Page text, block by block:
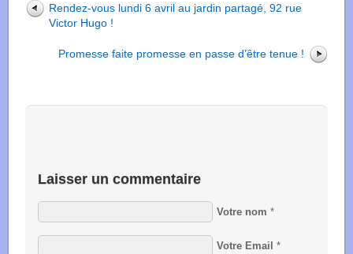
Rendez-vous lundi 6 avril au jardin partagé, 92 rue
Victor Hugo !
Promesse faite promesse en passe d’être tenue !
Laisser un commentaire
Votre nom *
Votre Email *